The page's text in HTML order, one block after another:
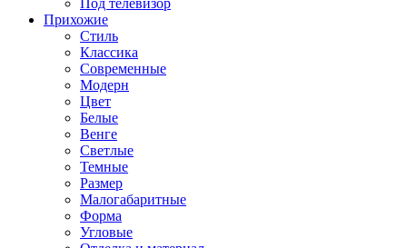
Под телевизор
Прихожие
Стиль
Классика
Современные
Модерн
Цвет
Белые
Венге
Светлые
Темные
Размер
Малогабаритные
Форма
Угловые